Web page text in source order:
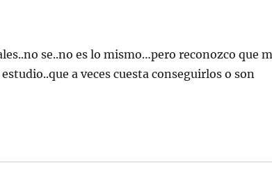
se..no es lo mismo…pero reconozco que
a veces cuesta conseguirlos o son